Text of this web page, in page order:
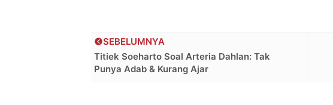
SEBELUMNYA
Titiek Soeharto Soal Arteria Dahlan: Tak
Punya Adab & Kurang Ajar